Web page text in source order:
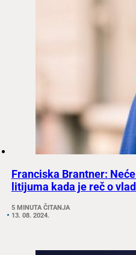
Franciska Brantner:
litijuma kada je reč o
5 MINUTA ČITANJA
13. 08. 2024.